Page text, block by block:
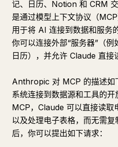
记、日历、Notion 和 CRM
是通过模型上下文协议（
用于将 AI 连接到数据和服务
你可以连接外部“服务器”（
日历），并允许 Claude 直接
Anthropic 对 MCP 的描述如
系统连接到数据源和工具的开
MCP，Claude 可以直接读取
以及处理电子表格，而无需
后，你可以提出如下请求：